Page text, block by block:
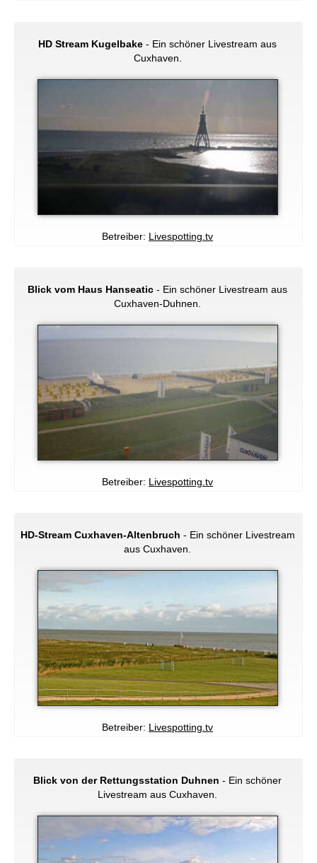
HD Stream Kugelbake - Ein schöner Livestream aus
Cuxhaven.
Betreiber: Livespotting.tv
Blick vom Haus Hanseatic - Ein schöner Livestream aus
Cuxhaven-Duhnen.
Betreiber: Livespotting.tv
HD-Stream Cuxhaven-Altenbruch - Ein schöner Livestream
aus Cuxhaven.
Betreiber: Livespotting.tv
Blick von der Rettungsstation Duhnen - Ein schöner
Livestream aus Cuxhaven.